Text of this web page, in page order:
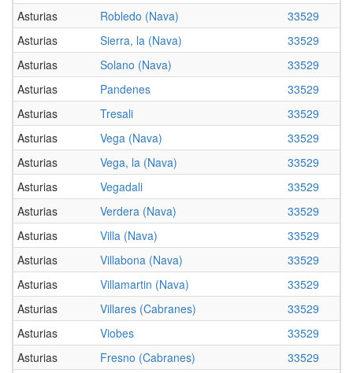
Asturias
Robledo (Nava)
33529
Asturias
Sierra, la (Nava)
33529
Asturias
Solano (Nava)
33529
Asturias
Pandenes
33529
Asturias
Tresali
33529
Asturias
Vega (Nava)
33529
Asturias
Vega, la (Nava)
33529
Asturias
Vegadali
33529
Asturias
Verdera (Nava)
33529
Asturias
Villa (Nava)
33529
Asturias
Villabona (Nava)
33529
Asturias
Villamartin (Nava)
33529
Asturias
Villares (Cabranes)
33529
Asturias
Viobes
33529
Asturias
Fresno (Cabranes)
33529